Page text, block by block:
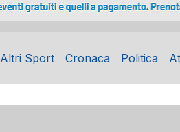
Altri Sport Cronaca Politica